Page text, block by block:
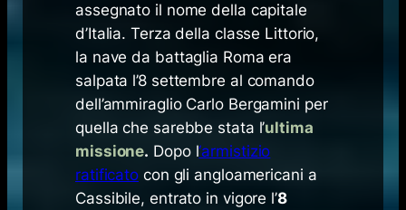
assegnato il nome della capitale
d’Italia. Terza della classe Littorio,
la nave da battaglia Roma era
salpata l’8 settembre al comando
dell’ammiraglio Carlo Bergamini per
quella che sarebbe stata l’ultima
missione. Dopo l‘armistizio
ratificato con gli angloamericani a
Cassibile, entrato in vigore l’8